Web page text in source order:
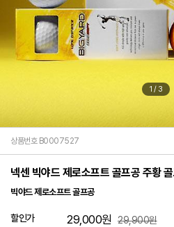
1 / 3
상품번호 B0007527
넥센 빅야드 제로소프트 골프공 주황
빅야드 제로소프트 골프공
할인가 29,000원 29,900원